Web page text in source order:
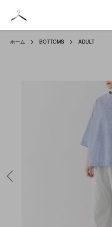
ホーム BOTTOMS ADULT